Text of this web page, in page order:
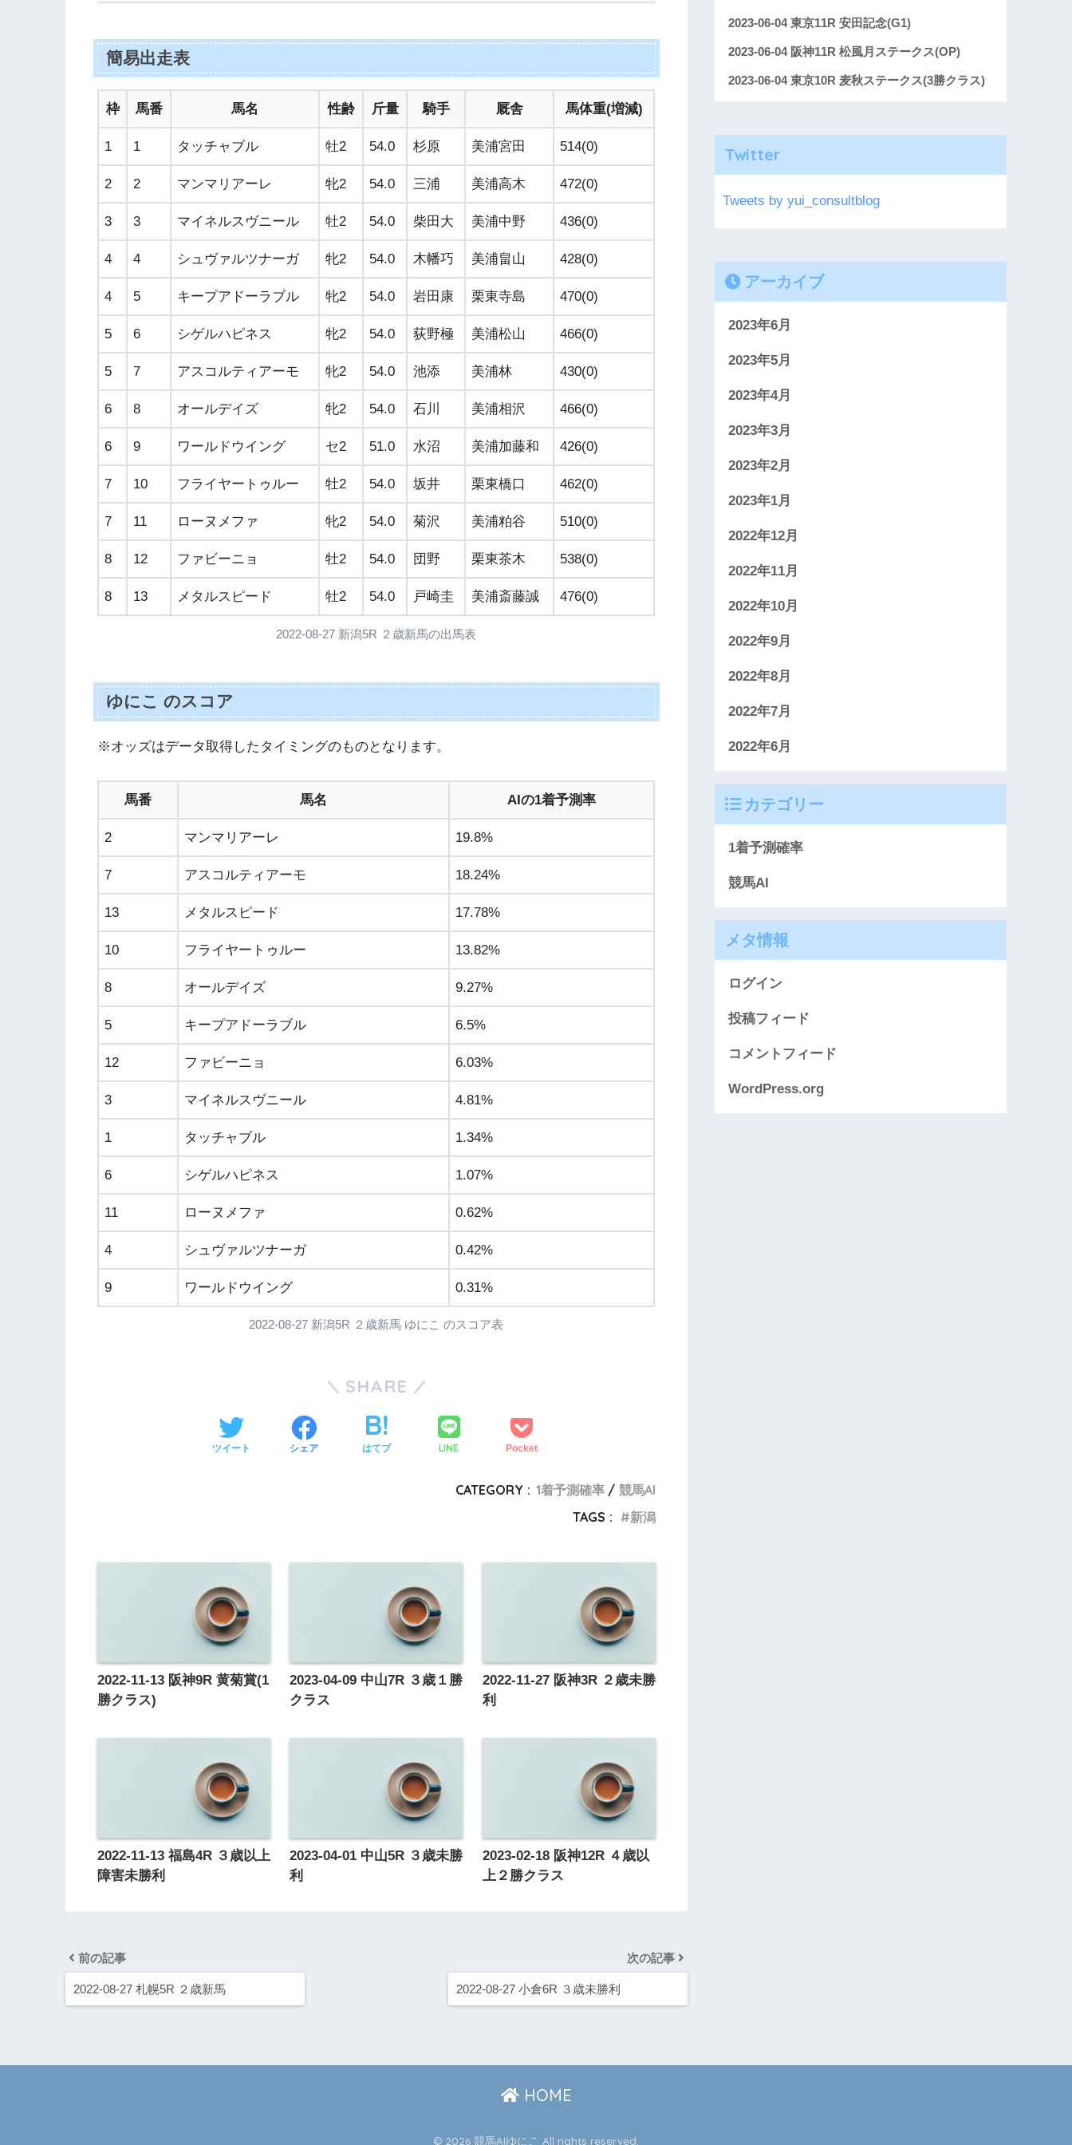
簡易出走表
枠 馬番 馬名 性齢 斤量 騎手 厩舎 馬体重(増減)
1 1 タッチャブル 牡2 54.0 杉原 美浦宮田 514(0)
2 2 マンマリアーレ 牝2 54.0 三浦 美浦高木 472(0)
3 3 マイネルスヴニール 牡2 54.0 柴田大 美浦中野 436(0)
4 4 シュヴァルツナーガ 牝2 54.0 木幡巧 美浦畠山 428(0)
4 5 キープアドーラブル 牝2 54.0 岩田康 栗東寺島 470(0)
5 6 シゲルハピネス 牝2 54.0 荻野極 美浦松山 466(0)
5 7 アスコルティアーモ 牝2 54.0 池添 美浦林 430(0)
6 8 オールデイズ 牝2 54.0 石川 美浦相沢 466(0)
6 9 ワールドウイング セ2 51.0 水沼 美浦加藤和 426(0)
7 10 フライヤートゥルー 牡2 54.0 坂井 栗東橋口 462(0)
7 11 ローヌメファ 牝2 54.0 菊沢 美浦粕谷 510(0)
8 12 ファビーニョ 牡2 54.0 団野 栗東茶木 538(0)
8 13 メタルスピード 牡2 54.0 戸崎圭 美浦斎藤誠 476(0)
2022-08-27 新潟5R ２歳新馬の出馬表
ゆにこ のスコア
※オッズはデータ取得したタイミングのものとなります。
馬番 馬名 AIの1着予測率
2 マンマリアーレ 19.8%
7 アスコルティアーモ 18.24%
13 メタルスピード 17.78%
10 フライヤートゥルー 13.82%
8 オールデイズ 9.27%
5 キープアドーラブル 6.5%
12 ファビーニョ 6.03%
3 マイネルスヴニール 4.81%
1 タッチャブル 1.34%
6 シゲルハピネス 1.07%
11 ローヌメファ 0.62%
4 シュヴァルツナーガ 0.42%
9 ワールドウイング 0.31%
2022-08-27 新潟5R ２歳新馬 ゆにこ のスコア表
SHARE
ツイート シェア はてブ LINE Pocket
CATEGORY : 1着予測確率
競馬AI
TAGS :
新潟
2022-11-13 阪神9R 黄菊賞(1
勝クラス)
2023-04-09 中山7R ３歳１勝
クラス
2022-11-27 阪神3R ２歳未勝
利
2022-11-13 福島4R ３歳以上
障害未勝利
2023-04-01 中山5R ３歳未勝
利
2023-02-18 阪神12R ４歳以
上２勝クラス
前の記事
2022-08-27 札幌5R ２歳新馬
次の記事
2022-08-27 小倉6R ３歳未勝利
2023-06-04 東京11R 安田記念(G1)
2023-06-04 阪神11R 松風月ステークス(OP)
2023-06-04 東京10R 麦秋ステークス(3勝クラス)
Twitter
Tweets by yui_consultblog
アーカイブ
2023年6月
2023年5月
2023年4月
2023年3月
2023年2月
2023年1月
2022年12月
2022年11月
2022年10月
2022年9月
2022年8月
2022年7月
2022年6月
カテゴリー
1着予測確率
競馬AI
メタ情報
ログイン
投稿フィード
コメントフィード
WordPress.org
HOME
© 2026 競馬AIゆにこ All rights reserved.